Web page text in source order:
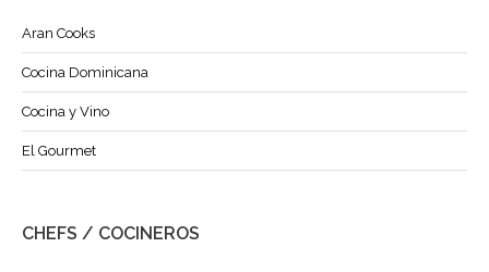
Aran Cooks
Cocina Dominicana
Cocina y Vino
El Gourmet
CHEFS / COCINEROS